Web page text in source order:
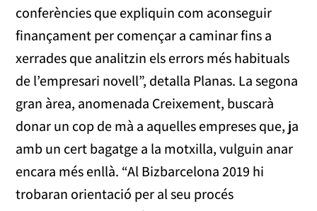
conferències que expliquin com aconseguir
finançament per començar a caminar fins a
xerrades que analitzin els errors més habituals
de l’empresari novell”, detalla Planas. La segona
gran àrea, anomenada Creixement, buscarà
donar un cop de mà a aquelles empreses que, ja
amb un cert bagatge a la motxilla, vulguin anar
encara més enllà. “Al Bizbarcelona 2019 hi
trobaran orientació per al seu procés